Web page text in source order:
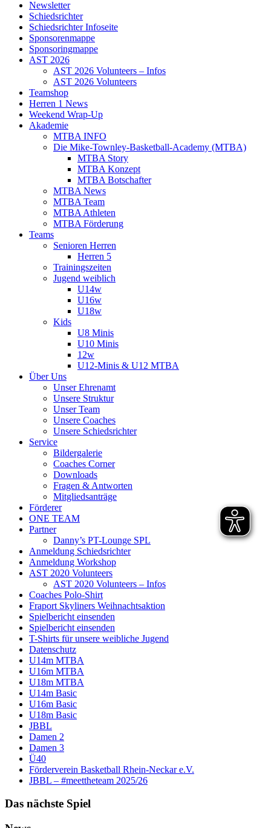
Newsletter
Schiedsrichter
Schiedsrichter Infoseite
Sponsorenmappe
Sponsoringmappe
AST 2026
AST 2026 Volunteers – Infos
AST 2026 Volunteers
Teamshop
Herren 1 News
Weekend Wrap-Up
Akademie
MTBA INFO
Die Mike-Townley-Basketball-Academy (MTBA)
MTBA Story
MTBA Konzept
MTBA Botschafter
MTBA News
MTBA Team
MTBA Athleten
MTBA Förderung
Teams
Senioren Herren
Herren 5
Trainingszeiten
Jugend weiblich
U14w
U16w
U18w
Kids
U8 Minis
U10 Minis
12w
U12-Minis & U12 MTBA
Über Uns
Unser Ehrenamt
Unsere Struktur
Unser Team
Unsere Coaches
Unsere Schiedsrichter
Service
Bildergalerie
Coaches Corner
Downloads
Fragen & Antworten
Mitgliedsanträge
Förderer
ONE TEAM
Partner
Danny’s PT-Lounge SPL
Anmeldung Schiedsrichter
Anmeldung Workshop
AST 2020 Volunteers
AST 2020 Volunteers – Infos
Coaches Polo-Shirt
Fraport Skyliners Weihnachtsaktion
Spielbericht einsenden
Spielbericht einsenden
T-Shirts für unsere weibliche Jugend
Datenschutz
U14m MTBA
U16m MTBA
U18m MTBA
U14m Basic
U16m Basic
U18m Basic
JBBL
Damen 2
Damen 3
Ü40
Förderverein Basketball Rhein-Neckar e.V.
JBBL – #meettheteam 2025/26
Das nächste Spiel